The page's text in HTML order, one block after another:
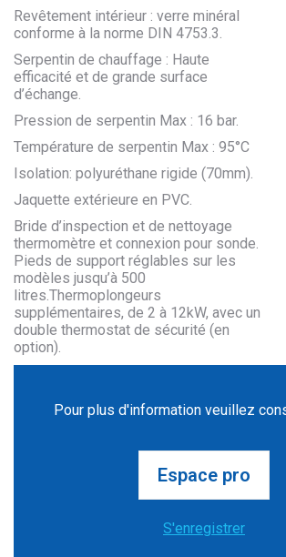
Revêtement intérieur : verre minéral
conforme à la norme DIN 4753.3.
Serpentin de chauffage : Haute
efficacité et de grande surface
d’échange.
Pression de serpentin Max : 16 bar.
Température de serpentin Max : 95°C
Isolation: polyuréthane rigide (70mm).
Jaquette extérieure en PVC.
Bride d’inspection et de nettoyage
thermomètre et connexion pour sonde.
Pieds de support réglables sur les
modèles jusqu’à 500
litres.Thermoplongeurs
supplémentaires, de 2 à 12kW, avec un
double thermostat de sécurité (en
option).
Pour plus d'information veuillez
Espace pro
S'enregistrer